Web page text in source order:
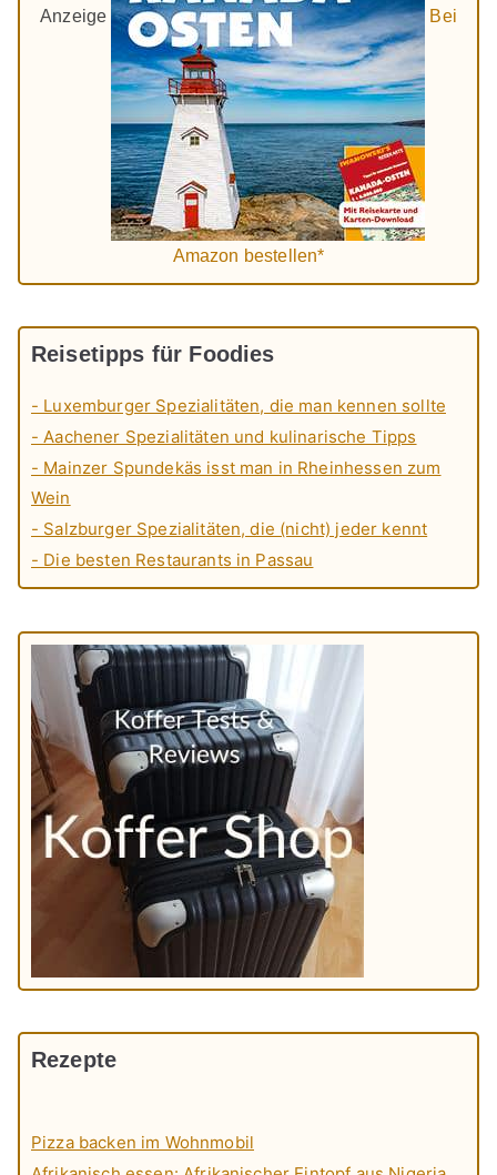
Anzeige Bei
Amazon bestellen*
Reisetipps für Foodies
- Luxemburger Spezialitäten, die man kennen sollte
- Aachener Spezialitäten und kulinarische Tipps
- Mainzer Spundekäs isst man in Rheinhessen zum
Wein
- Salzburger Spezialitäten, die (nicht) jeder kennt
- Die besten Restaurants in Passau
Rezepte
Pizza backen im Wohnmobil